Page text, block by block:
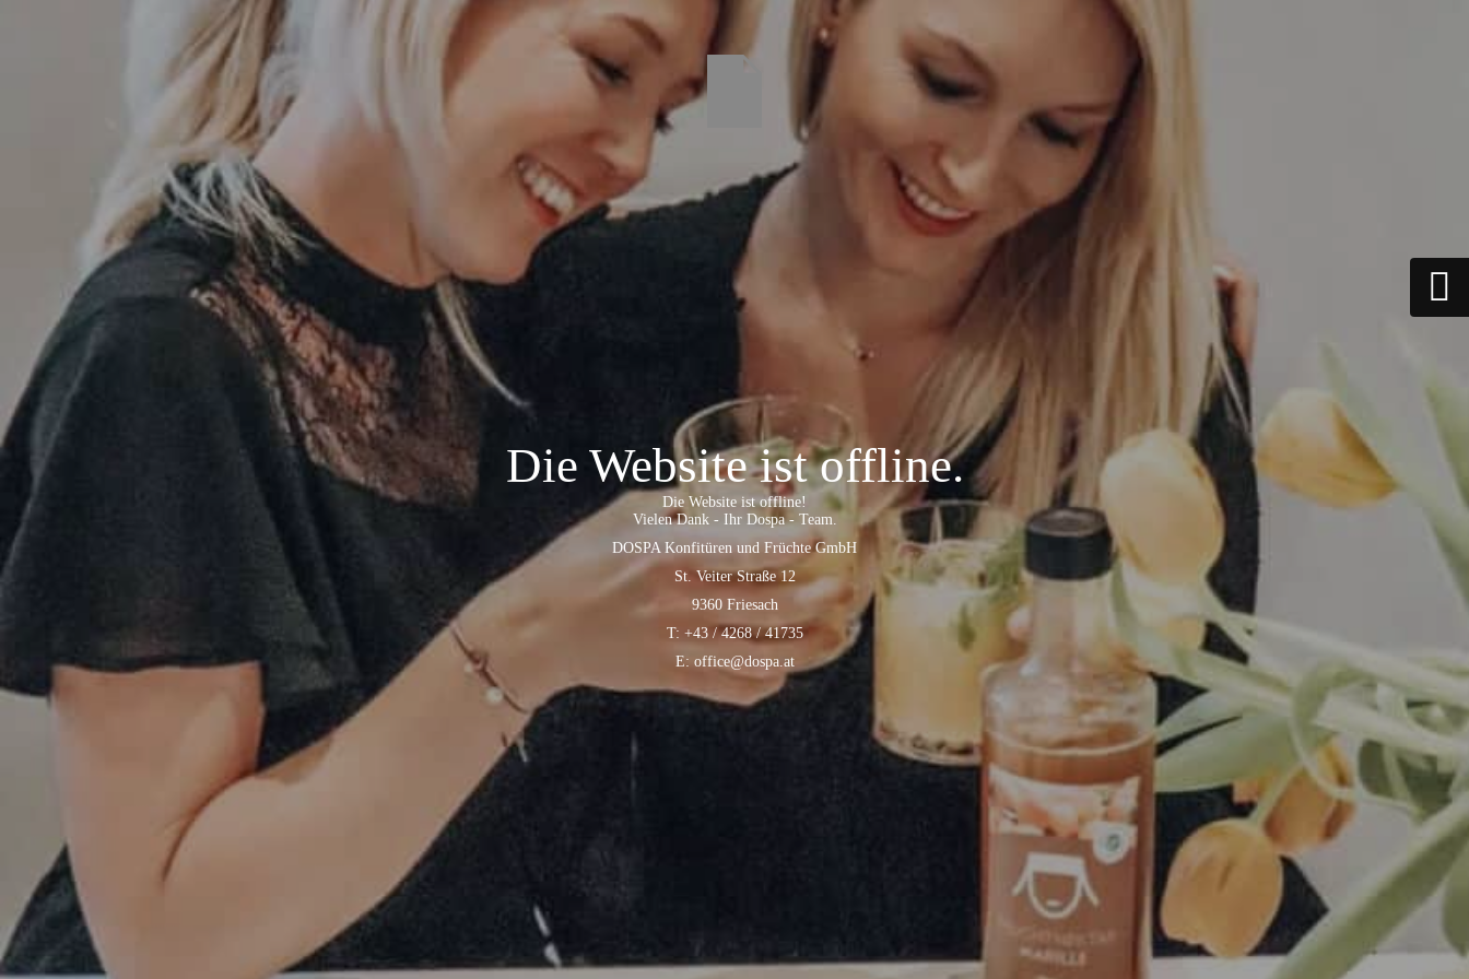
Die Website ist offline.
Die Website ist offline!
Vielen Dank - Ihr Dospa - Team.
DOSPA Konfitüren und Früchte GmbH
St. Veiter Straße 12
9360 Friesach
T: +43 / 4268 / 41735
E: office@dospa.at